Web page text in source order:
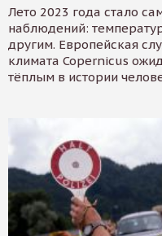
Лето 2023 года стало
наблюдений:
другим. Европейская
климата Copernicus
тёплым в истории